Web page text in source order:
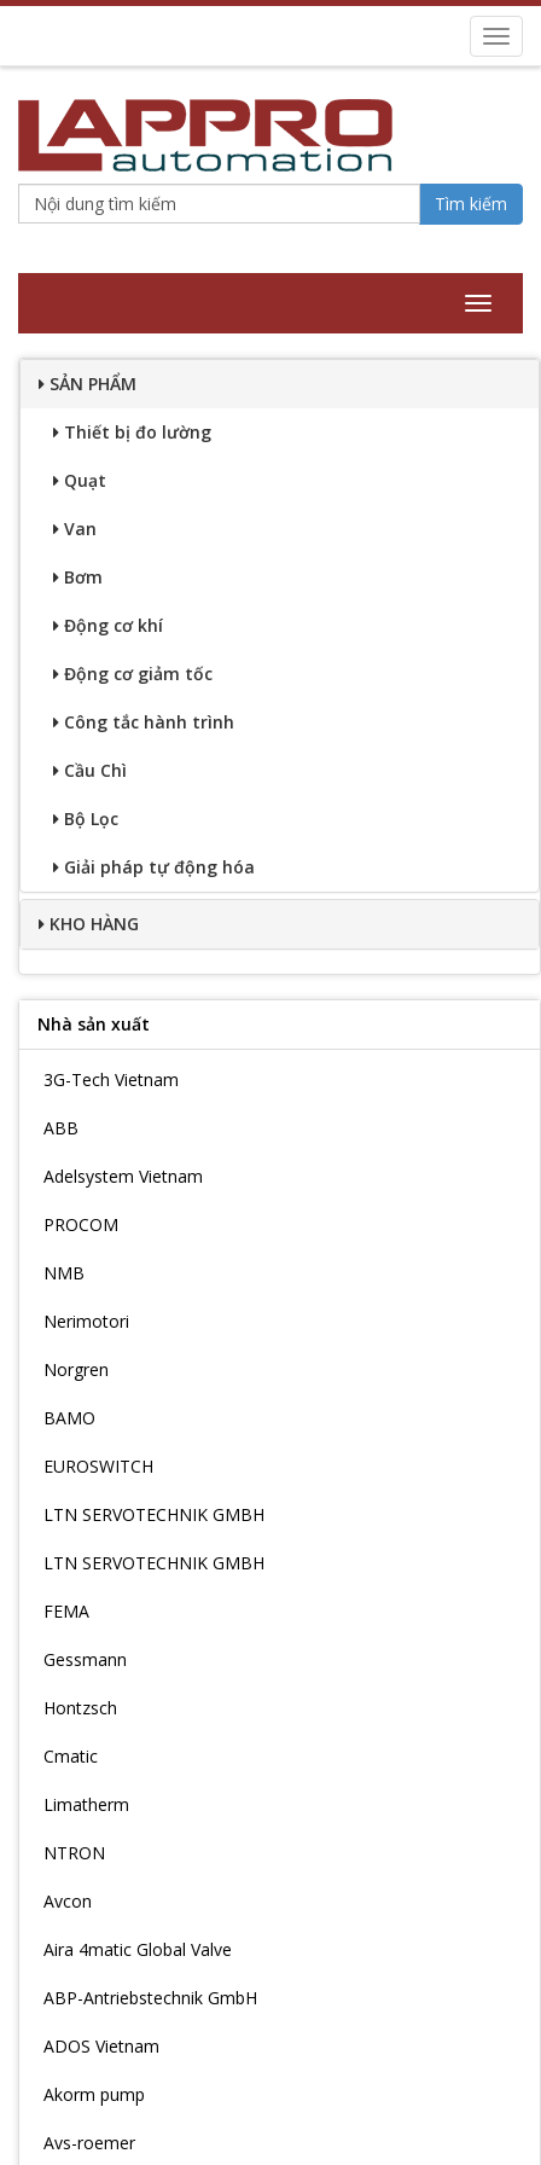
Tìm kiếm
Toggle
SẢN PHẨM
Thiết bị đo lường
Quạt
Van
Bơm
Động cơ khí
Động cơ giảm tốc
Công tắc hành trình
Cầu Chì
Bộ Lọc
Giải pháp tự động hóa
KHO HÀNG
Nhà sản xuất
3G-Tech Vietnam
ABB
Adelsystem Vietnam
PROCOM
NMB
Nerimotori
Norgren
BAMO
EUROSWITCH
LTN SERVOTECHNIK GMBH
LTN SERVOTECHNIK GMBH
FEMA
Gessmann
Hontzsch
Cmatic
Limatherm
NTRON
Avcon
Aira 4matic Global Valve
ABP-Antriebstechnik GmbH
ADOS Vietnam
Akorm pump
Avs-roemer